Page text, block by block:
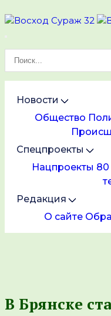
Новости
Общество
Спецпроекты
Нацпроекты
Редакция
О сайте
В Брянске